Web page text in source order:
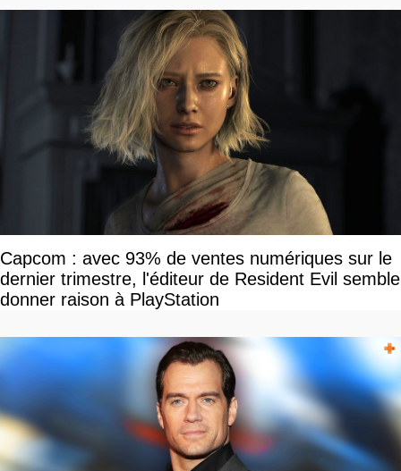
Capcom : avec 93% de ventes numériques sur le
dernier trimestre, l'éditeur de Resident Evil semble
donner raison à PlayStation